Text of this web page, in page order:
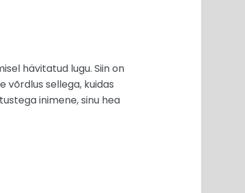
hävitatud lugu. Siin on
võrdlus sellega, kuidas
inimene, sinu hea